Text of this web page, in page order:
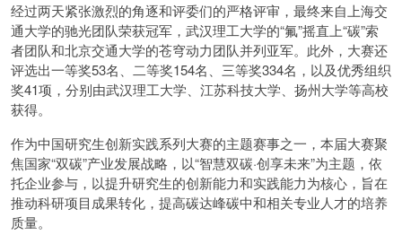
经过两天紧张激烈的角逐和评委们的严格评审，最终来自上海交
通大学的驰光团队荣获冠军，武汉理工大学的“氟”摇直上“碳”索
者团队和北京交通大学的苍穹动力团队并列亚军。此外，大赛还
评选出一等奖53名、二等奖154名、三等奖334名，以及优秀组织
奖41项，分别由武汉理工大学、江苏科技大学、扬州大学等高校
获得。
作为中国研究生创新实践系列大赛的主题赛事之一，本届大赛聚
焦国家“双碳”产业发展战略，以“智慧双碳·创享未来”为主题，依
托企业参与，以提升研究生的创新能力和实践能力为核心，旨在
推动科研项目成果转化，提高碳达峰碳中和相关专业人才的培养
质量。